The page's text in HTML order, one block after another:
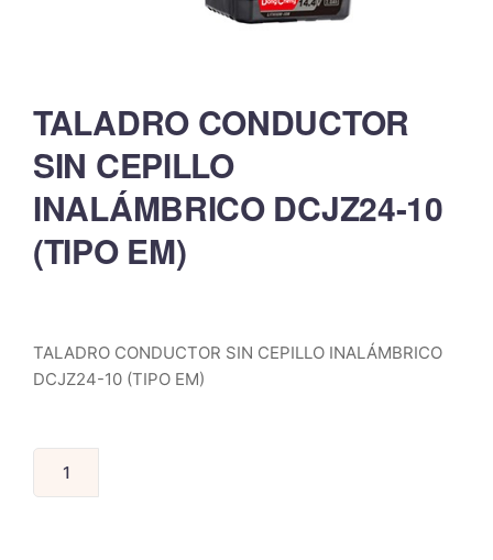
TALADRO CONDUCTOR
SIN CEPILLO
INALÁMBRICO DCJZ24-10
(TIPO EM)
TALADRO CONDUCTOR SIN CEPILLO INALÁMBRICO
DCJZ24-10 (TIPO EM)